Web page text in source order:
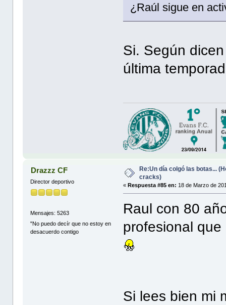
¿Raúl sigue en
Si. Según
última
Drazzz CF
Director deportivo
Mensajes: 5263
"No puedo decír que no estoy en
desacuerdo contigo
Re:Un día colgó las botas...
cracks)
« Respuesta #85 en: 18 de Marzo de
Raul con 80
profesional
Si lees bien mi